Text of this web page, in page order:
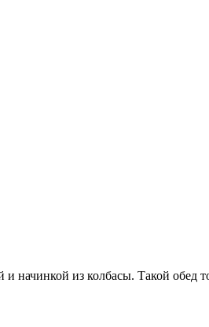
начинкой из колбасы. Такой обед